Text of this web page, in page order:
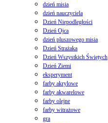
dzień misia
dzień nauczyciela
Dzień Niepodległości
Dzień Ojca
dzień pluszowego misia
Dzień Strażaka
Dzień Wszystkich Świętych
Dzień Ziemi
eksperyment
farby akrylowe
farby akwarelowe
farby olejne
farby witrażowe
gra